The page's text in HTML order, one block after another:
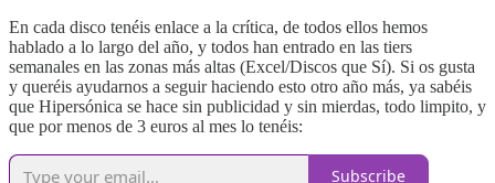
En cada disco tenéis enlace a la crítica, de todos ellos hemos
hablado a lo largo del año, y todos han entrado en las tiers
semanales en las zonas más altas (Excel/Discos que Sí). Si os gusta
y queréis ayudarnos a seguir haciendo esto otro año más, ya sabéis
que Hipersónica se hace sin publicidad y sin mierdas, todo limpito, y
que por menos de 3 euros al mes lo tenéis:
Subscribe